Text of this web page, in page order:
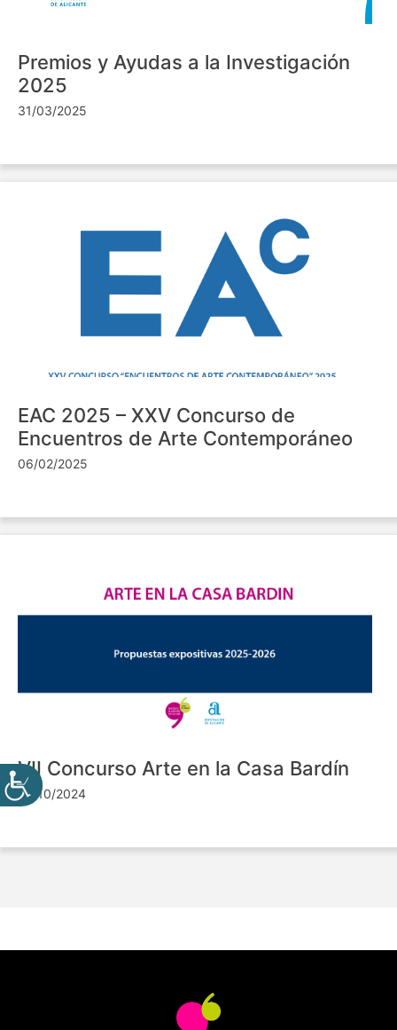
Premios y Ayudas a la Investigación
2025
31/03/2025
EAC 2025 – XXV Concurso de
Encuentros de Arte Contemporáneo
06/02/2025
VII Concurso Arte en la Casa Bardín
24/10/2024